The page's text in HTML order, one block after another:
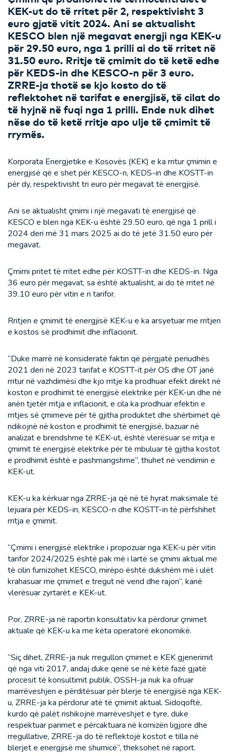
KEK-ut do të rritet për 2, respektivisht 3
euro gjatë vitit 2024. Ani se aktualisht
KESCO blen një megavat energji nga KEK-u
për 29.50 euro, nga 1 prilli ai do të rritet në
31.50 euro. Rritje të çmimit do të ketë edhe
për KEDS-in dhe KESCO-n për 3 euro.
ZRRE-ja thotë se kjo kosto do të
reflektohet në tarifat e energjisë, të cilat do
të hyjnë në fuqi nga 1 prilli. Ende nuk dihet
nëse do të ketë rritje apo ulje të çmimit të
rrymës.
Korporata Energjetike e Kosovës (KEK) e ka rritur çmimin e
energjisë që e shet për KESCO-n, KEDS-in dhe KOSTT-in
për dy, respektivisht tri euro për megavat të energjisë.
Ani se aktualisht çmimi i një megavati të energjisë që
KESCO e blen nga KEK-u është 29.50 euro, që nga 1 prill i
2024 deri më 31 mars 2025 ai do të jetë 31.50 euro për
megavat.
Çmimi pritet të rritet edhe për KOSTT-in dhe KEDS-in. Nga
36 euro për megavat, sa është aktualisht, ai do të rritet në
39.10 euro për vitin e ri tarifor.
Rritjen e çmimit të energjisë KEK-u e ka arsyetuar me rritjen
e kostos së prodhimit dhe inflacionit.
“Duke marrë në konsideratë faktin që përgjatë periudhës
2021 deri në 2023 tarifat e KOSTT-it për OS dhe OT janë
rritur në vazhdimësi dhe kjo rritje ka prodhuar efekt direkt në
koston e prodhimit të energjisë elektrike për KEK-un dhe në
anën tjetër rritja e inflacionit, e cila ka prodhuar efektin e
rritjes së çmimeve për të gjitha produktet dhe shërbimet që
ndikojnë në koston e prodhimit të energjisë, bazuar në
analizat e brendshme të KEK-ut, është vlerësuar se rritja e
çmimit të energjisë elektrike për të mbuluar të gjitha kostot
e prodhimit është e pashmangshme”, thuhet në vendimin e
KEK-ut.
KEK-u ka kërkuar nga ZRRE-ja që në të hyrat maksimale të
lejuara për KEDS-in, KESCO-n dhe KOSTT-in të përfshihet
rritja e çmimit.
“Çmimi i energjisë elektrike i propozuar nga KEK-u për vitin
tarifor 2024/2025 është pak më i lartë se çmimi aktual me
të cilin furnizohet KESCO, mirëpo është dukshëm më i ulët
krahasuar me çmimet e tregut në vend dhe rajon”, kanë
vlerësuar zyrtarët e KEK-ut.
Por, ZRRE-ja në raportin konsultativ ka përdorur çmimet
aktuale që KEK-u ka me këta operatorë ekonomikë.
“Siç dihet, ZRRE-ja nuk rregullon çmimet e KEK gjenerimit
që nga viti 2017, andaj duke qenë se në këtë fazë gjatë
procesit të konsultimit publik, OSSH-ja nuk ka ofruar
marrëveshjen e përditësuar për blerje të energjisë nga KEK-
u, ZRRE-ja ka përdorur atë të çmimit aktual. Sidoqoftë,
kurdo që palët rishikojnë marrëveshjet e tyre, duke
respektuar parimet e përcaktuara në kornizën ligjore dhe
rregullative, ZRRE-ja do të reflektojë kostot e tilla në
blerjet e energjisë me shumicë”, theksohet në raport.